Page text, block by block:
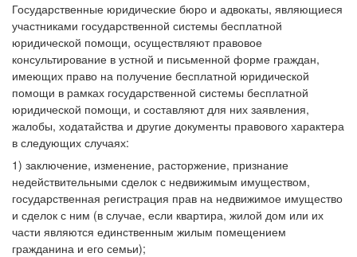
Государственные юридические бюро и адвокаты, являющиеся
участниками государственной системы бесплатной
юридической помощи, осуществляют правовое
консультирование в устной и письменной форме граждан,
имеющих право на получение бесплатной юридической
помощи в рамках государственной системы бесплатной
юридической помощи, и составляют для них заявления,
жалобы, ходатайства и другие документы правового характера
в следующих случаях:
1) заключение, изменение, расторжение, признание
недействительными сделок с недвижимым имуществом,
государственная регистрация прав на недвижимое имущество
и сделок с ним (в случае, если квартира, жилой дом или их
части являются единственным жилым помещением
гражданина и его семьи);